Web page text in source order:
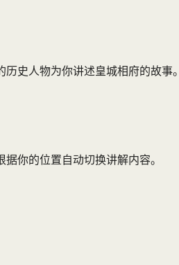
史人物为你讲述皇城相府的故事。
你的位置自动切换讲解内容。